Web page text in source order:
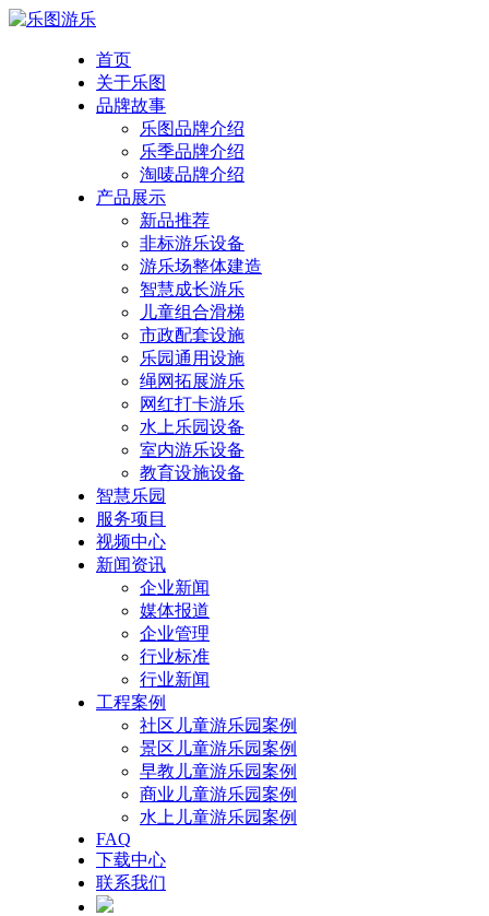
首页
关于乐图
品牌故事
乐图品牌介绍
乐季品牌介绍
淘唛品牌介绍
产品展示
新品推荐
非标游乐设备
游乐场整体建造
智慧成长游乐
儿童组合滑梯
市政配套设施
乐园通用设施
绳网拓展游乐
网红打卡游乐
水上乐园设备
室内游乐设备
教育设施设备
智慧乐园
服务项目
视频中心
新闻资讯
企业新闻
媒体报道
企业管理
行业标准
行业新闻
工程案例
社区儿童游乐园案例
景区儿童游乐园案例
早教儿童游乐园案例
商业儿童游乐园案例
水上儿童游乐园案例
FAQ
下载中心
联系我们